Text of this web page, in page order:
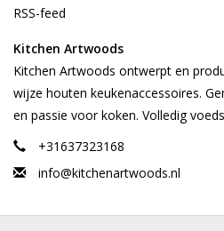
RSS-feed
Kitchen Artwoods
Kitchen Artwoods ontwerpt en
wijze houten keukenaccessoires.
en passie voor koken. Volledig
+31637323168
info@kitchenartwoods.nl